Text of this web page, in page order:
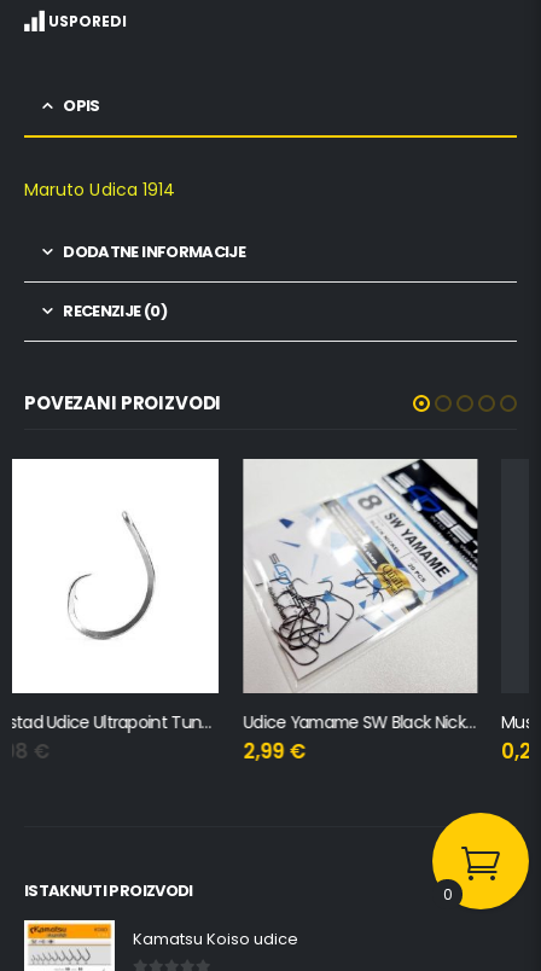
USPOREDI
OPIS
Maruto Udica 1914
DODATNE INFORMACIJE
RECENZIJE (0)
POVEZANI PROIZVODI
Udice Yamame SW Black Nickel Sunset
2,99
Mustad Udice Beak S Ušicom
0,21
ISTAKNUTI PROIZVODI
Kamatsu Koiso udice
0